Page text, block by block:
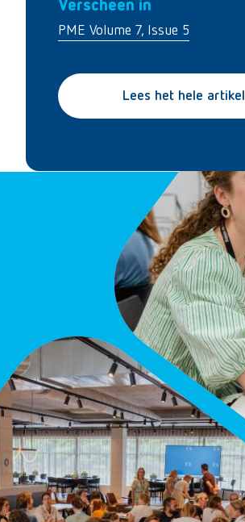
Verscheen in
PME Volume 7, Issue 5
Lees het hele artikel